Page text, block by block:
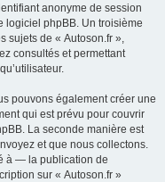
anonyme de session
logiciel phpBB. Un troisième
sujets de « Autoson.fr »,
consultés et permettant
pouvons également créer une
qui est prévu pour couvrir
La seconde manière est
et que nous collectons.
à — la publication de
sur « Autoson.fr »